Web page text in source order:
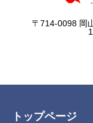
〒714-0098 岡
トップページ